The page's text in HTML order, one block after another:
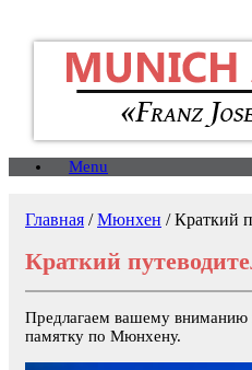
Menu
Главная /Мюнхен /Краткий
Краткий
Предлагаем вашему вниманию
памятку по Мюнхену.